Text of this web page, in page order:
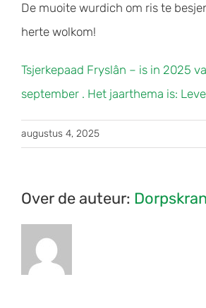
De muoite wurdich om ris te
herte wolkom!
Tsjerkepaad Fryslân – ​is in 2025
september . Het jaarthema is:
augustus 4, 2025
Over de auteur: